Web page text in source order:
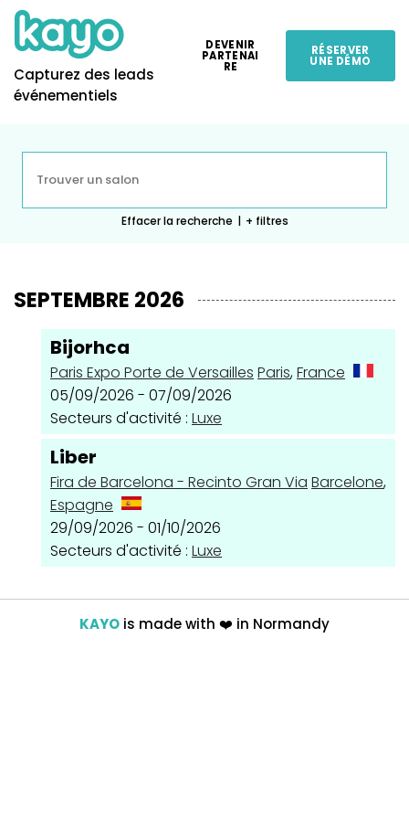
Capturez des leads
événementiels
DEVENIR
PARTENAI
RE
RÉSERVER
UNE DÉMO
Effacer la recherche | + filtres
SEPTEMBRE 2026
Bijorhca
Paris Expo Porte de Versailles Paris,France
05/09/2026 - 07/09/2026
Secteurs d'activité : Luxe
Liber
Fira de Barcelona - Recinto Gran Via Barcelone,
Espagne
29/09/2026 - 01/10/2026
Secteurs d'activité : Luxe
KAYO is made with ❤️ in Normandy